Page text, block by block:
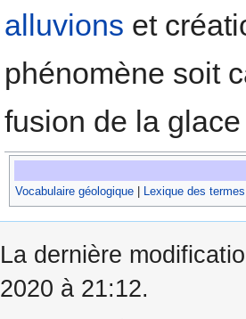
alluvions et
phénomène soit
fusion de la
Vocabulaire géologique Lexique des
La dernière
2020 à 21:12.